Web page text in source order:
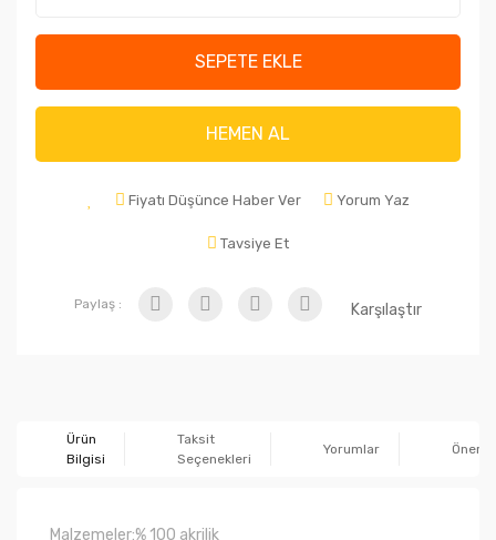
SEPETE EKLE
HEMEN AL
Fiyatı Düşünce Haber Ver Yorum Yaz
Tavsiye Et
Paylaş : Karşılaştır
Ürün
Bilgisi
Taksit
Seçenekleri
Yorumlar
Malzemeler:% 100 akrilik